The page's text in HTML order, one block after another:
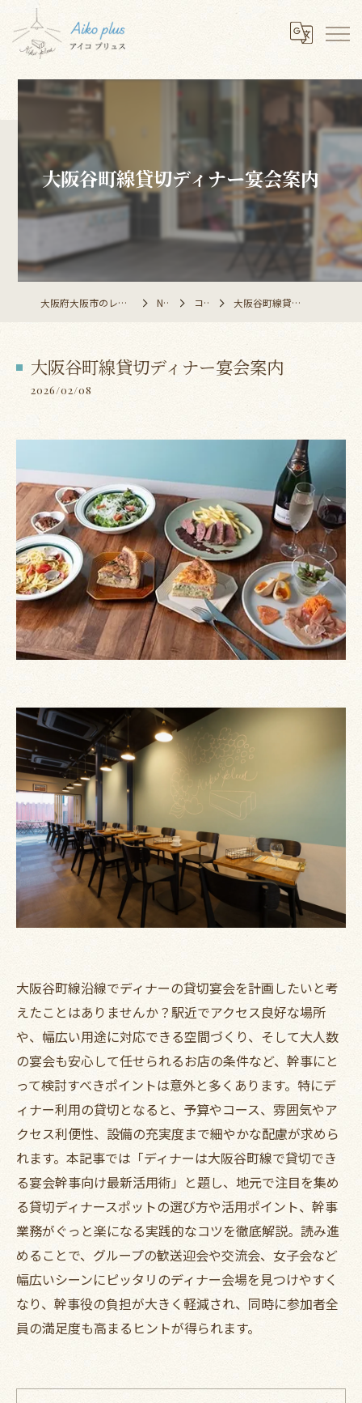
大阪谷町線貸切ディナー宴会案内
大阪府大阪市のレストランならAiko plus NEWS コラム 大阪谷町線貸切ディナー宴会案内
大阪谷町線貸切ディナー宴会案内
2026/02/08
大阪谷町線沿線でディナーの貸切宴会を計画したいと考
えたことはありませんか？駅近でアクセス良好な場所
や、幅広い用途に対応できる空間づくり、そして大人数
の宴会も安心して任せられるお店の条件など、幹事にと
って検討すべきポイントは意外と多くあります。特にデ
ィナー利用の貸切となると、予算やコース、雰囲気やア
クセス利便性、設備の充実度まで細やかな配慮が求めら
れます。本記事では「ディナーは大阪谷町線で貸切でき
る宴会幹事向け最新活用術」と題し、地元で注目を集め
る貸切ディナースポットの選び方や活用ポイント、幹事
業務がぐっと楽になる実践的なコツを徹底解説。読み進
めることで、グループの歓送迎会や交流会、女子会など
幅広いシーンにピッタリのディナー会場を見つけやすく
なり、幹事役の負担が大きく軽減され、同時に参加者全
員の満足度も高まるヒントが得られます。